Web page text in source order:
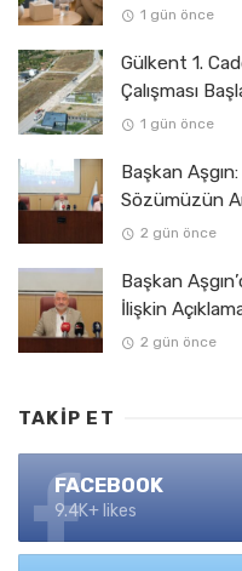
1 gün önce
Gülkent 1.
Çalışması
1 gün önce
Başkan
Sözümüzün
2 gün önce
Başkan
İlişkin
2 gün önce
TAKIP ET
FACEBOOK
9.4K+ likes